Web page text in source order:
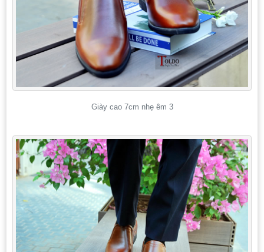
Giày cao 7cm nhẹ êm 3